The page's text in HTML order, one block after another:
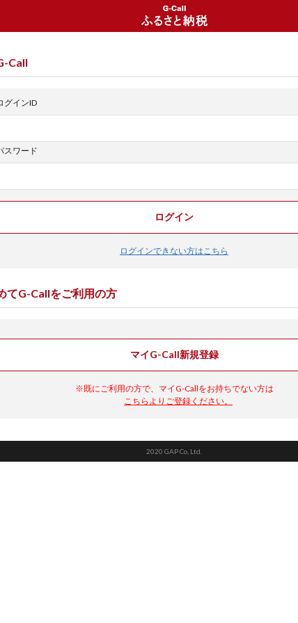
Call
グインID
スワード
ログイン
ログインできない方はこちら
てG-Callをご利用の方
マイG-Call新規登録
※既にご利用の方で、マイG-Callをお持ちでない方は
こちらよりご登録ください。
2020 GAP Co, Ltd.